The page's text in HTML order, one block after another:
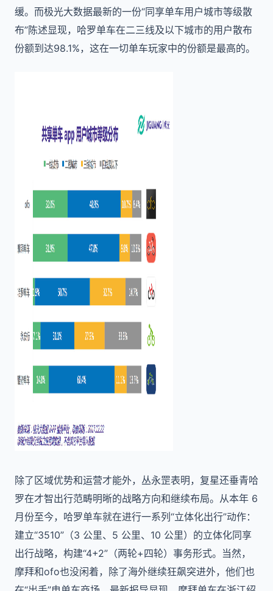
缓。而极光大数据最新的一份“同享单车用户城市等级散
布”陈述显现，哈罗单车在二三线及以下城市的用户散布
份额到达98.1%，这在一切单车玩家中的份额是最高的。
除了区域优势和运营才能外，丛永罡表明，复星还垂青哈
罗在才智出行范畴明晰的战略方向和继续布局。从本年 6
月份至今，哈罗单车就在进行一系列“立体化出行”动作：
建立“3510”（3 公里、5 公里、10 公里）的立体化同享
出行战略，构建“4+2”（两轮+四轮）事务形式。当然，
摩拜和ofo也没闲着，除了海外继续狂飙突进外，他们也